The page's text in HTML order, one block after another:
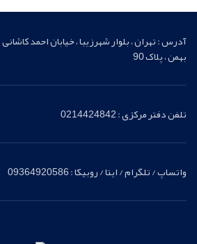
آدرس : تهران ، بلوار شهرزیبا ، خیابان احمد
بهمن ، پلاک 90
تلفن دفتر مرکزی : 0214424842
واتساپ / تلگرام / ایتا / روبیکا : 09364920586